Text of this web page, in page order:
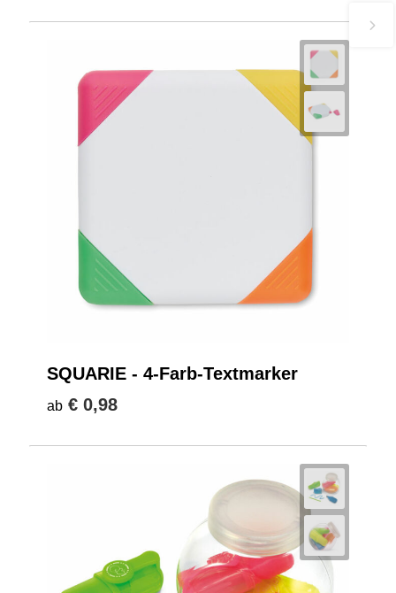
SQUARIE - 4-Farb-Textmarker
ab € 0,98